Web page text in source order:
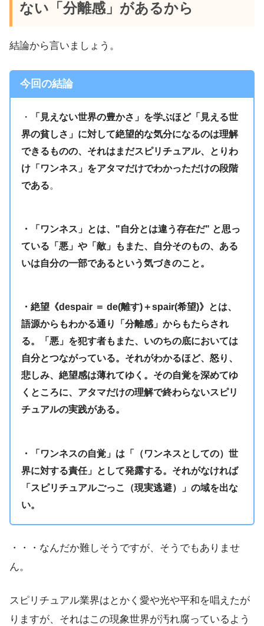
ない「分離感」があるから
結論から言いましょう。
今回の結論
・
「見えない世界の豊かさ」を学ぶほど「見える世
界の貧しさ」に対して絶望的な気分になるのは理解
できるものの、それはまだスピリチュアル、とりわ
け「ワンネス」をアタマだけでわかっただけの段階
である。
・「ワンネス」とは、"自分とは違う存在だ" と思っ
ている「悪」や「敵」もまた、自分そのもの、ある
いは自分の一部であるという気づきのこと。
・絶望《despair ＝ de(離す)＋spair(希望)》とは、
語源からもわかる通り「分離感」からもたらされ
る。「悪」を犯す者もまた、いのちの底においては
自分とつながっている。それがわかるほど、怒り、
悲しみ、絶望感は薄れてゆく。その自覚を深めてゆ
くところに、アタマだけの理解で終わらないスピリ
チュアルの実践がある。
・「ワンネスの自覚」は「（ワンネスとしての）世
界に対する責任」として発露する。それがなければ
「スピリチュアルごっこ（現実逃避）」の域を出な
い。
・・・なんだか難しそうですが、そうでもありませ
ん。
スピリチュアル業界はとかく愛や光や平和を唱えたが
りますが、それはこの現象世界が汚れ腐っているよう